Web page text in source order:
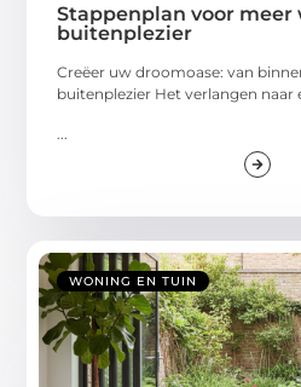
Stappenplan voor
buitenplezier
Creëer uw droomoase: van
buitenplezier Het verlangen naar
WONING EN TUIN